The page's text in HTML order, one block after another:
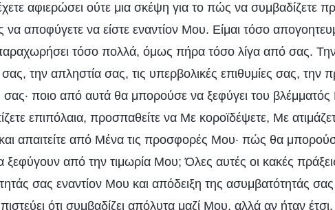
αφιερώσει ούτε μια σκέψη για το πώς να συμβαδίζετε
να αποφύγετε να είστε εναντίον Μου. Είμαι τόσο
τόσο πολλά, όμως πήρα τόσο λίγα από σας.
σας, την απληστία σας, τις υπερβολικές επιθυμίες σας, την
ποιο από αυτά θα μπορούσε να ξεφύγει του
επιπόλαια, προσπαθείτε να Με κοροϊδέψετε, Με
και απαιτείτε από Μένα τις προσφορές Μου· πώς θα
ξεφύγουν από την τιμωρία Μου; Όλες αυτές οι κακές
σας εναντίον Μου και απόδειξη της ασυμβατότητάς
ότι συμβαδίζει απόλυτα μαζί Μου, αλλά αν ήταν